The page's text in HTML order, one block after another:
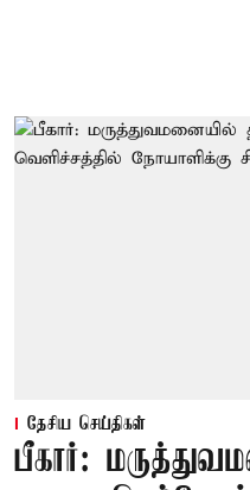
தேசிய செய்திகள்
பீகார்: